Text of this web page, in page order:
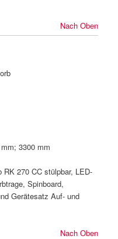
Nach Oben
3300 mm
270 CC stülpbar, LED-
Spinboard,
Gerätesatz Auf- und
Nach Oben